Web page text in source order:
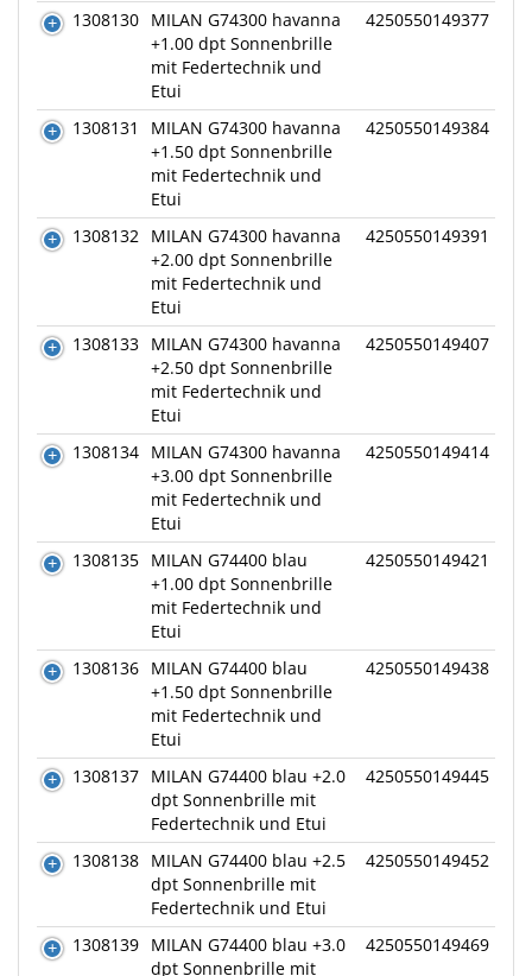
1308130 MILAN G74300 havanna
+1.00 dpt Sonnenbrille
mit Federtechnik und
Etui
4250550149377
1308131
MILAN G74300 havanna
+1.50 dpt Sonnenbrille
mit Federtechnik und
Etui
4250550149384
1308132 MILAN G74300 havanna
+2.00 dpt Sonnenbrille
mit Federtechnik und
Etui
4250550149391
1308133 MILAN G74300 havanna
+2.50 dpt Sonnenbrille
mit Federtechnik und
Etui
4250550149407
1308134 MILAN G74300 havanna
+3.00 dpt Sonnenbrille
mit Federtechnik und
Etui
4250550149414
1308135 MILAN G74400 blau
+1.00 dpt Sonnenbrille
mit Federtechnik und
Etui
4250550149421
1308136 MILAN G74400 blau
+1.50 dpt Sonnenbrille
mit Federtechnik und
Etui
4250550149438
1308137 MILAN G74400 blau +2.0
dpt Sonnenbrille mit
Federtechnik und Etui
4250550149445
1308138 MILAN G74400 blau +2.5
dpt Sonnenbrille mit
Federtechnik und Etui
4250550149452
1308139 MILAN G74400 blau +3.0
dpt Sonnenbrille mit
4250550149469